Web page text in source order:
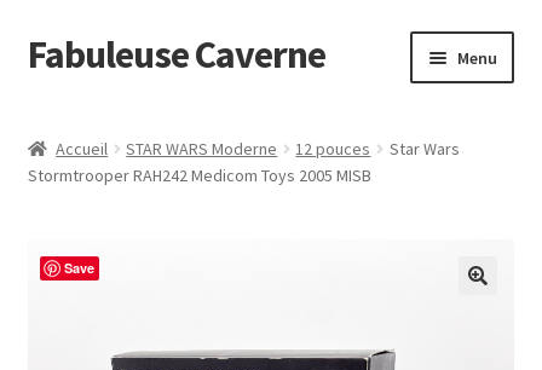
Aller
à
navigation
Aller
au
Fabuleuse Caverne Menu
En boutique
enfant
Accueil STAR WARS Moderne 12 pouces
Star Wars
Stormtrooper RAH242 Medicom Toys 2005 MISB
Save